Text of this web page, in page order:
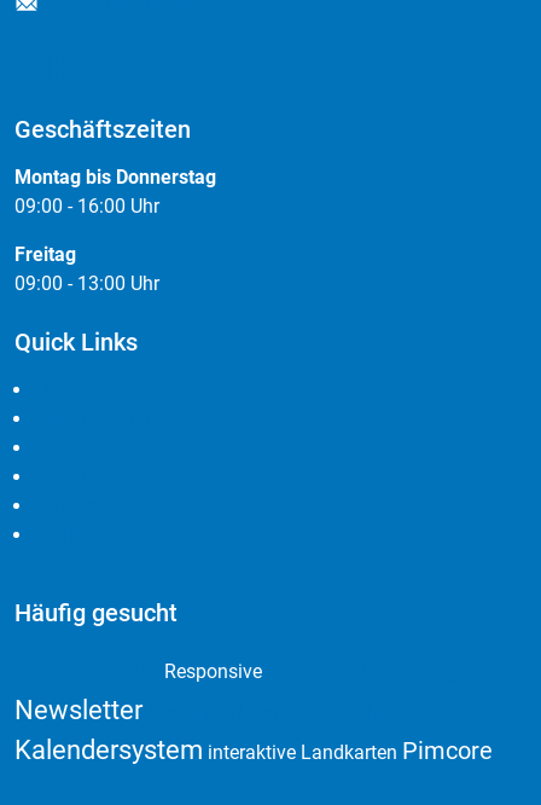
E-Mail
Geschäftszeiten
Montag bis Donnerstag
09:00 - 16:00 Uhr
Freitag
09:00 - 13:00 Uhr
Quick Links
Häufig gesucht
Responsive
Newsletter
Kalendersystem interaktive Landkarten Pimcore